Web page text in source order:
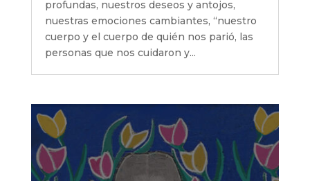
profundas, nuestros deseos y antojos,
nuestras emociones cambiantes, “nuestro
cuerpo y el cuerpo de quién nos parió, las
personas que nos cuidaron y...